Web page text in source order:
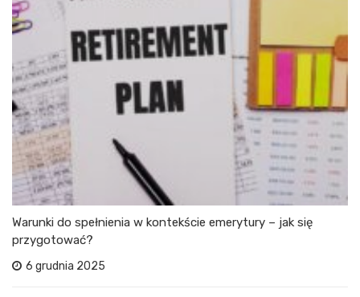
Warunki do spełnienia w kontekście emerytury – jak się
przygotować?
6 grudnia 2025